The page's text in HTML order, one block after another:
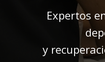
Expertos
y